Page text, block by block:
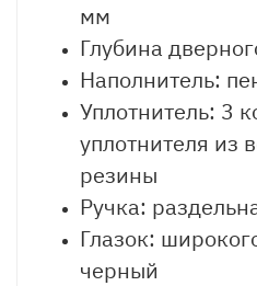
мм
Глубина
Наполнитель:
Уплотнитель: 3
уплотнителя из
резины
Ручка:
Глазок:
черный